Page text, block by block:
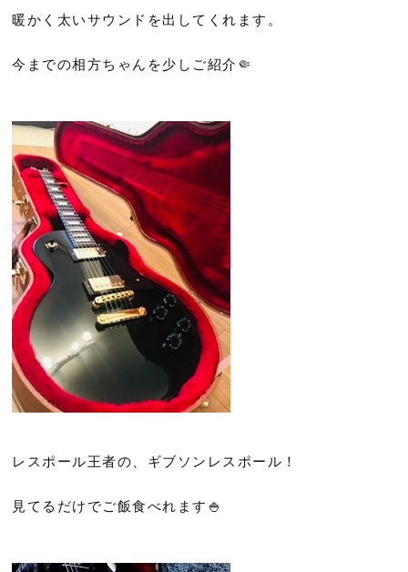
暖かく太いサウンドを出してくれます。
今までの相方ちゃんを少しご紹介🤏
レスポール王者の、ギブソンレスポール！
見てるだけでご飯食べれます🍚